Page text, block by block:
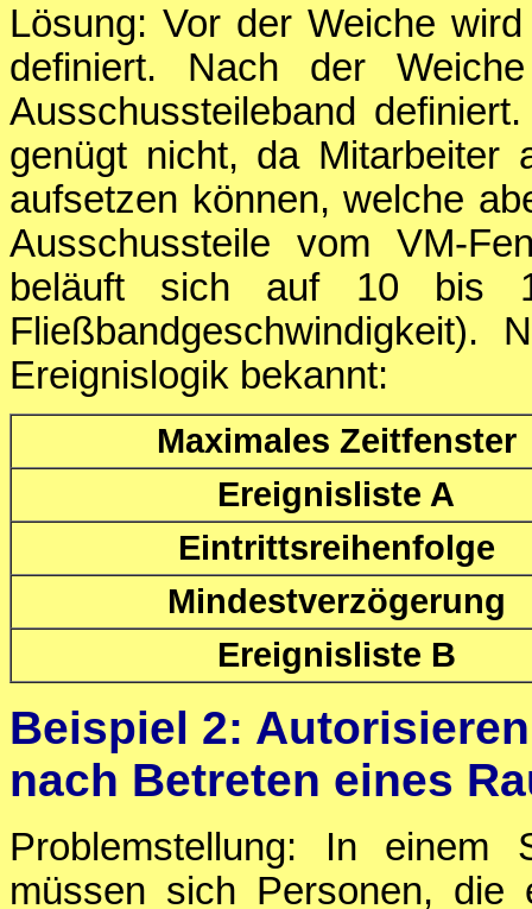
Lösung: Vor der Weiche
definiert. Nach der
Ausschussteileband
genügt nicht, da Mitarbeiter
aufsetzen können, welche
Ausschussteile vom VM-
beläuft sich auf 10 bis
Ereignislogik bekannt:
Maximales Zeitfenster
Ereignisliste A
Eintrittsreihenfolge
Mindestverzögerung
Ereignisliste B
Beispiel 2:
nach Betreten eines
Problemstellung: In einem
müssen sich Personen, die